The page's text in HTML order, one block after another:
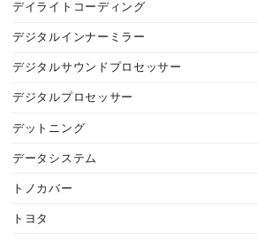
デイライトコーディング
デジタルインナーミラー
デジタルサウンドプロセッサー
デジタルプロセッサー
デットニング
データシステム
トノカバー
トヨタ